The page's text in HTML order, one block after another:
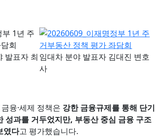
발표자 최 임대차 분야 발표자 김대진 변호
사
융·세제 정책은 강한 금융규제를 통해 단기
성과를 거두었지만, 부동산 중심 금융 구조
였다고 평가했습니다.